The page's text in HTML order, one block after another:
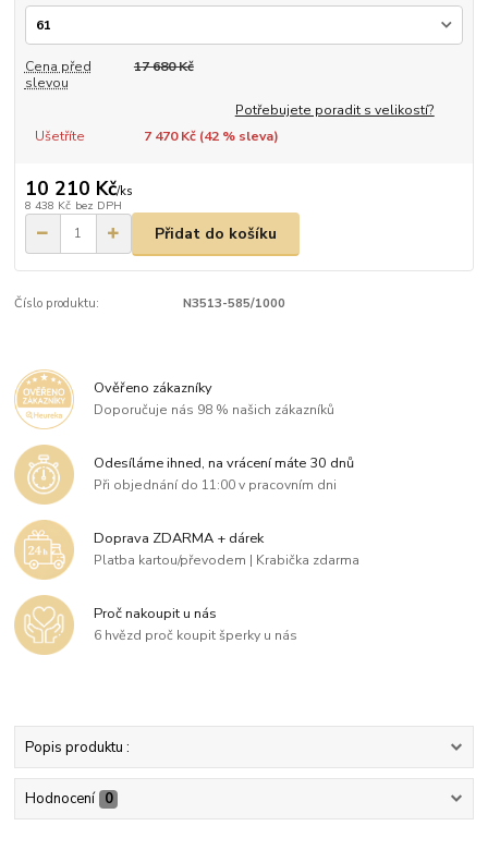
Cena před
slevou
17 680 Kč
Potřebujete poradit s velikostí?
Ušetříte
7 470 Kč (42% sleva)
10 210 Kč/ks
8 438 Kč bez DPH
Přidat do košíku
Číslo produktu: N3513-585/1000
Ověřeno zákazníky
Doporučuje nás 98 % našich zákazníků
Odesíláme ihned, na vrácení máte 30 dnů
Při objednání do 11:00 v pracovním dni
Doprava ZDARMA + dárek
Platba kartou/převodem | Krabička zdarma
Proč nakoupit u nás
6 hvězd proč koupit šperky u nás
Popis produktu :
Hodnocení 0